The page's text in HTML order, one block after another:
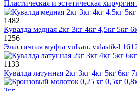
Пластическая и эстетическая
1482
Кувалда медная 2кг 3кг 4кг 4,5кг 5кг
1256
Эластичная муфта vulkan. vulastik-l
1133
Кувалда латунная 2кг 3кг 4кг 5кг 6кг